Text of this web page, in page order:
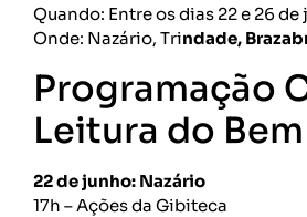
Quando: Entre os dias 22 e 26 de
Onde: Nazário, Trindade,
Programação
Leitura do Bem
22 de junho: Nazário
17h – Ações da Gibiteca